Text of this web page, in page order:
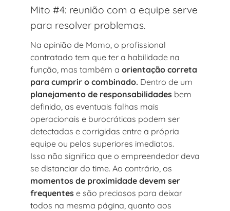
Mito #4: reunião com a equipe serve
para resolver problemas.
Na opinião de Momo, o profissional
contratado tem que ter a habilidade na
função, mas também a orientação correta
para cumprir o combinado. Dentro de um
planejamento de responsabilidades bem
definido, as eventuais falhas mais
operacionais e burocráticas podem ser
detectadas e corrigidas entre a própria
equipe ou pelos superiores imediatos.
Isso não significa que o empreendedor deva
se distanciar do time. Ao contrário, os
momentos de proximidade devem ser
frequentes e são preciosos para deixar
todos na mesma página, quanto aos